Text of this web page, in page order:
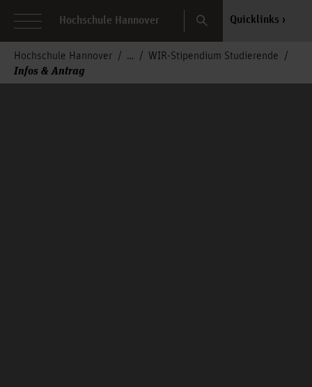
Hochschule Hannover Search Quicklinks
Hochschule Hannover WIR-Stipendium Studierende
Infos & Antrag